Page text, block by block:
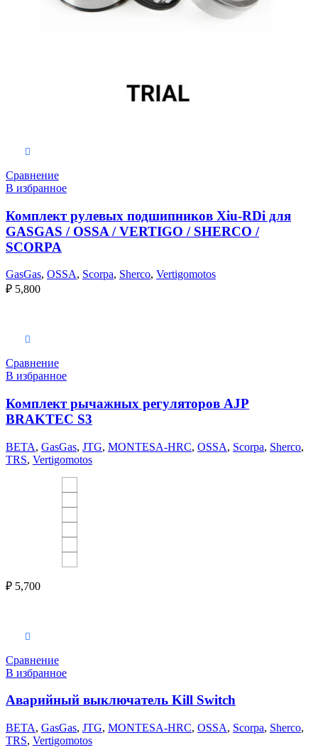
Сравнение
В избранное
Комплект рулевых подшипников Xiu-RDi для
GASGAS / OSSA / VERTIGO / SHERCO /
SCORPA
GasGas, OSSA, Scorpa, Sherco, Vertigomotos
₽ 5,800
Сравнение
В избранное
Комплект рычажных регуляторов AJP
BRAKTEC S3
BETA, GasGas, JTG, MONTESA-HRC, OSSA, Scorpa, Sherco,
TRS, Vertigomotos
₽ 5,700
Сравнение
В избранное
Аварийный выключатель Kill Switch
BETA, GasGas, JTG, MONTESA-HRC, OSSA, Scorpa, Sherco,
TRS, Vertigomotos